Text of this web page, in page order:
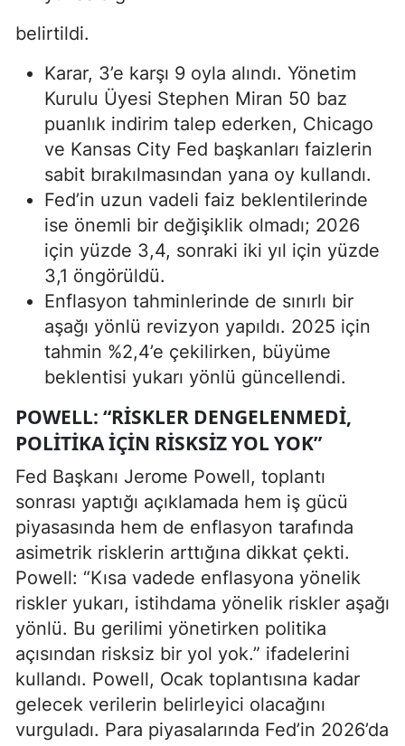
belirtildi.
Karar, 3’e karşı 9 oyla alındı. Yönetim
Kurulu Üyesi Stephen Miran 50 baz
puanlık indirim talep ederken, Chicago
ve Kansas City Fed başkanları faizlerin
sabit bırakılmasından yana oy kullandı.
Fed’in uzun vadeli faiz beklentilerinde
ise önemli bir değişiklik olmadı; 2026
için yüzde 3,4, sonraki iki yıl için yüzde
3,1 öngörüldü.
Enflasyon tahminlerinde de sınırlı bir
aşağı yönlü revizyon yapıldı. 2025 için
tahmin %2,4’e çekilirken, büyüme
beklentisi yukarı yönlü güncellendi.
POWELL: “RISKLER DENGELENMEDI,
POLITIKA IÇIN RISKSIZ YOL YOK”
Fed Başkanı Jerome Powell, toplantı
sonrası yaptığı açıklamada hem iş gücü
piyasasında hem de enflasyon tarafında
asimetrik risklerin arttığına dikkat çekti.
Powell: “Kısa vadede enflasyona yönelik
riskler yukarı, istihdama yönelik riskler aşağı
yönlü. Bu gerilimi yönetirken politika
açısından risksiz bir yol yok.” ifadelerini
kullandı. Powell, Ocak toplantısına kadar
gelecek verilerin belirleyici olacağını
vurguladı. Para piyasalarında Fed’in 2026’da